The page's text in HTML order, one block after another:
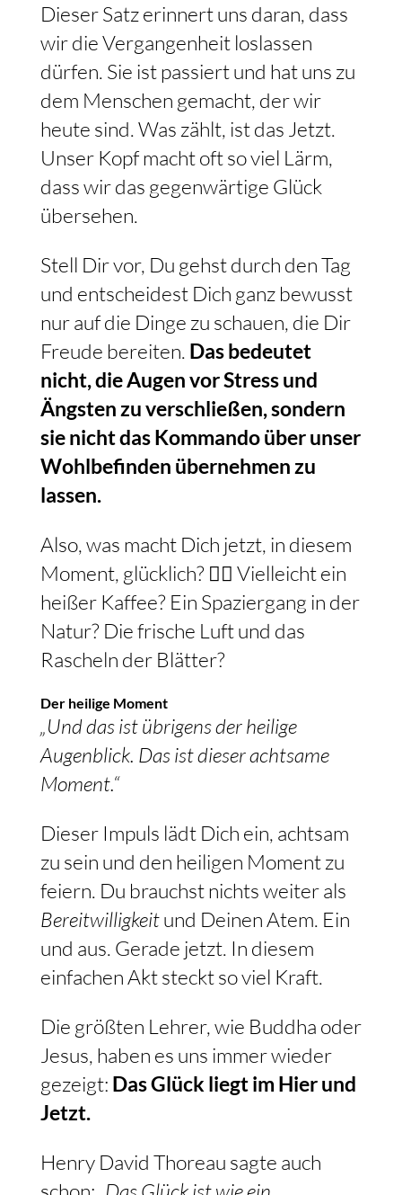
Dieser Satz erinnert uns daran, dass
wir die Vergangenheit loslassen
dürfen. Sie ist passiert und hat uns zu
dem Menschen gemacht, der wir
heute sind. Was zählt, ist das Jetzt.
Unser Kopf macht oft so viel Lärm,
dass wir das gegenwärtige Glück
übersehen.
Stell Dir vor, Du gehst durch den Tag
und entscheidest Dich ganz bewusst
nur auf die Dinge zu schauen, die Dir
Freude bereiten. Das bedeutet
nicht, die Augen vor Stress und
Ängsten zu verschließen, sondern
sie nicht das Kommando über unser
Wohlbefinden übernehmen zu
lassen.
Also, was macht Dich jetzt, in diesem
Moment, glücklich? 🧘‍♀️ Vielleicht ein
heißer Kaffee? Ein Spaziergang in der
Natur? Die frische Luft und das
Rascheln der Blätter?
Der heilige Moment
„Und das ist übrigens der heilige
Augenblick. Das ist dieser achtsame
Moment.“
Dieser Impuls lädt Dich ein, achtsam
zu sein und den heiligen Moment zu
Bereitwilligkeitund Deinen Atem. Ein
und aus. Gerade jetzt. In diesem
einfachen Akt steckt so viel Kraft.
Die größten Lehrer, wie Buddha oder
Jesus, haben es uns immer wieder
gezeigt: Das Glück liegt im Hier und
Jetzt.
Henry David Thoreau sagte auch